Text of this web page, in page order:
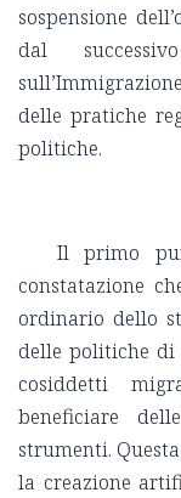
sospensione
dal
delle pratiche
politiche.
Il primo
constatazione
ordinario dello
delle politiche di
cosiddetti
beneficiare
strumenti.
la creazione